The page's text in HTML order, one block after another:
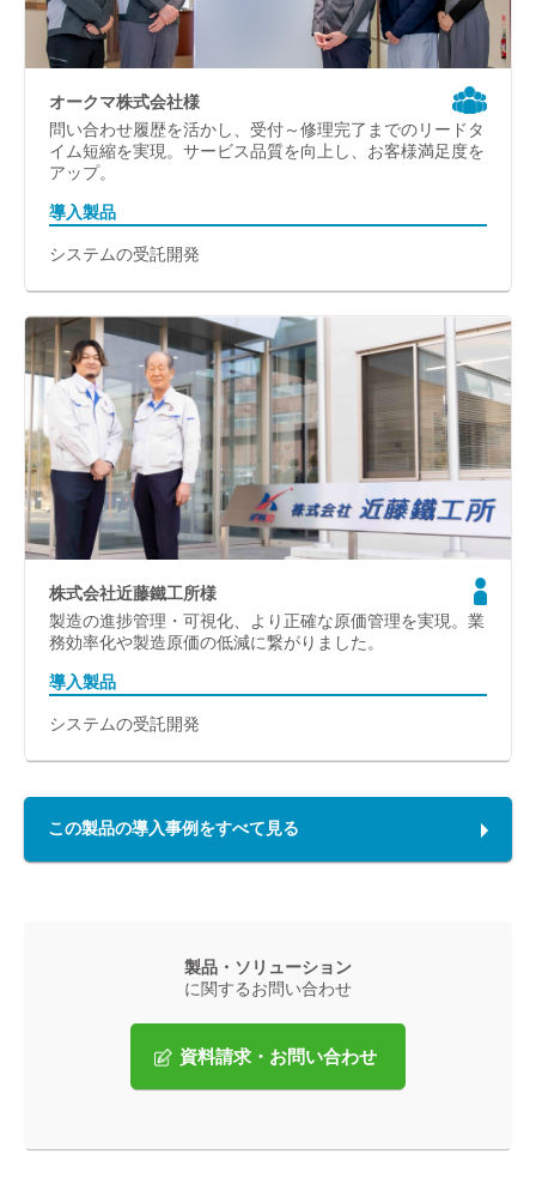
オークマ株式会社様
問い合わせ履歴を活かし、受付～修理完了までのリードタ
イム短縮を実現。サービス品質を向上し、お客様満足度を
アップ。
導入製品
システムの受託開発
株式会社近藤鐵工所様
製造の進捗管理・可視化、より正確な原価管理を実現。業
務効率化や製造原価の低減に繋がりました。
導入製品
システムの受託開発
この製品の導入事例をすべて見る
製品・ソリューション
に関するお問い合わせ
資料請求・お問い合わせ